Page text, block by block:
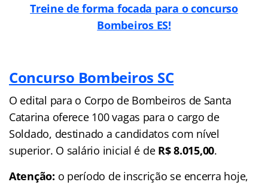
Treine de forma focada para o concurso
Bombeiros ES!
Concurso Bombeiros SC
O edital para o Corpo de Bombeiros de Santa
Catarina oferece 100 vagas para o cargo de
Soldado, destinado a candidatos com nível
superior. O salário inicial é deR$ 8.015,00.
Atenção: o período de inscrição se encerra hoje,